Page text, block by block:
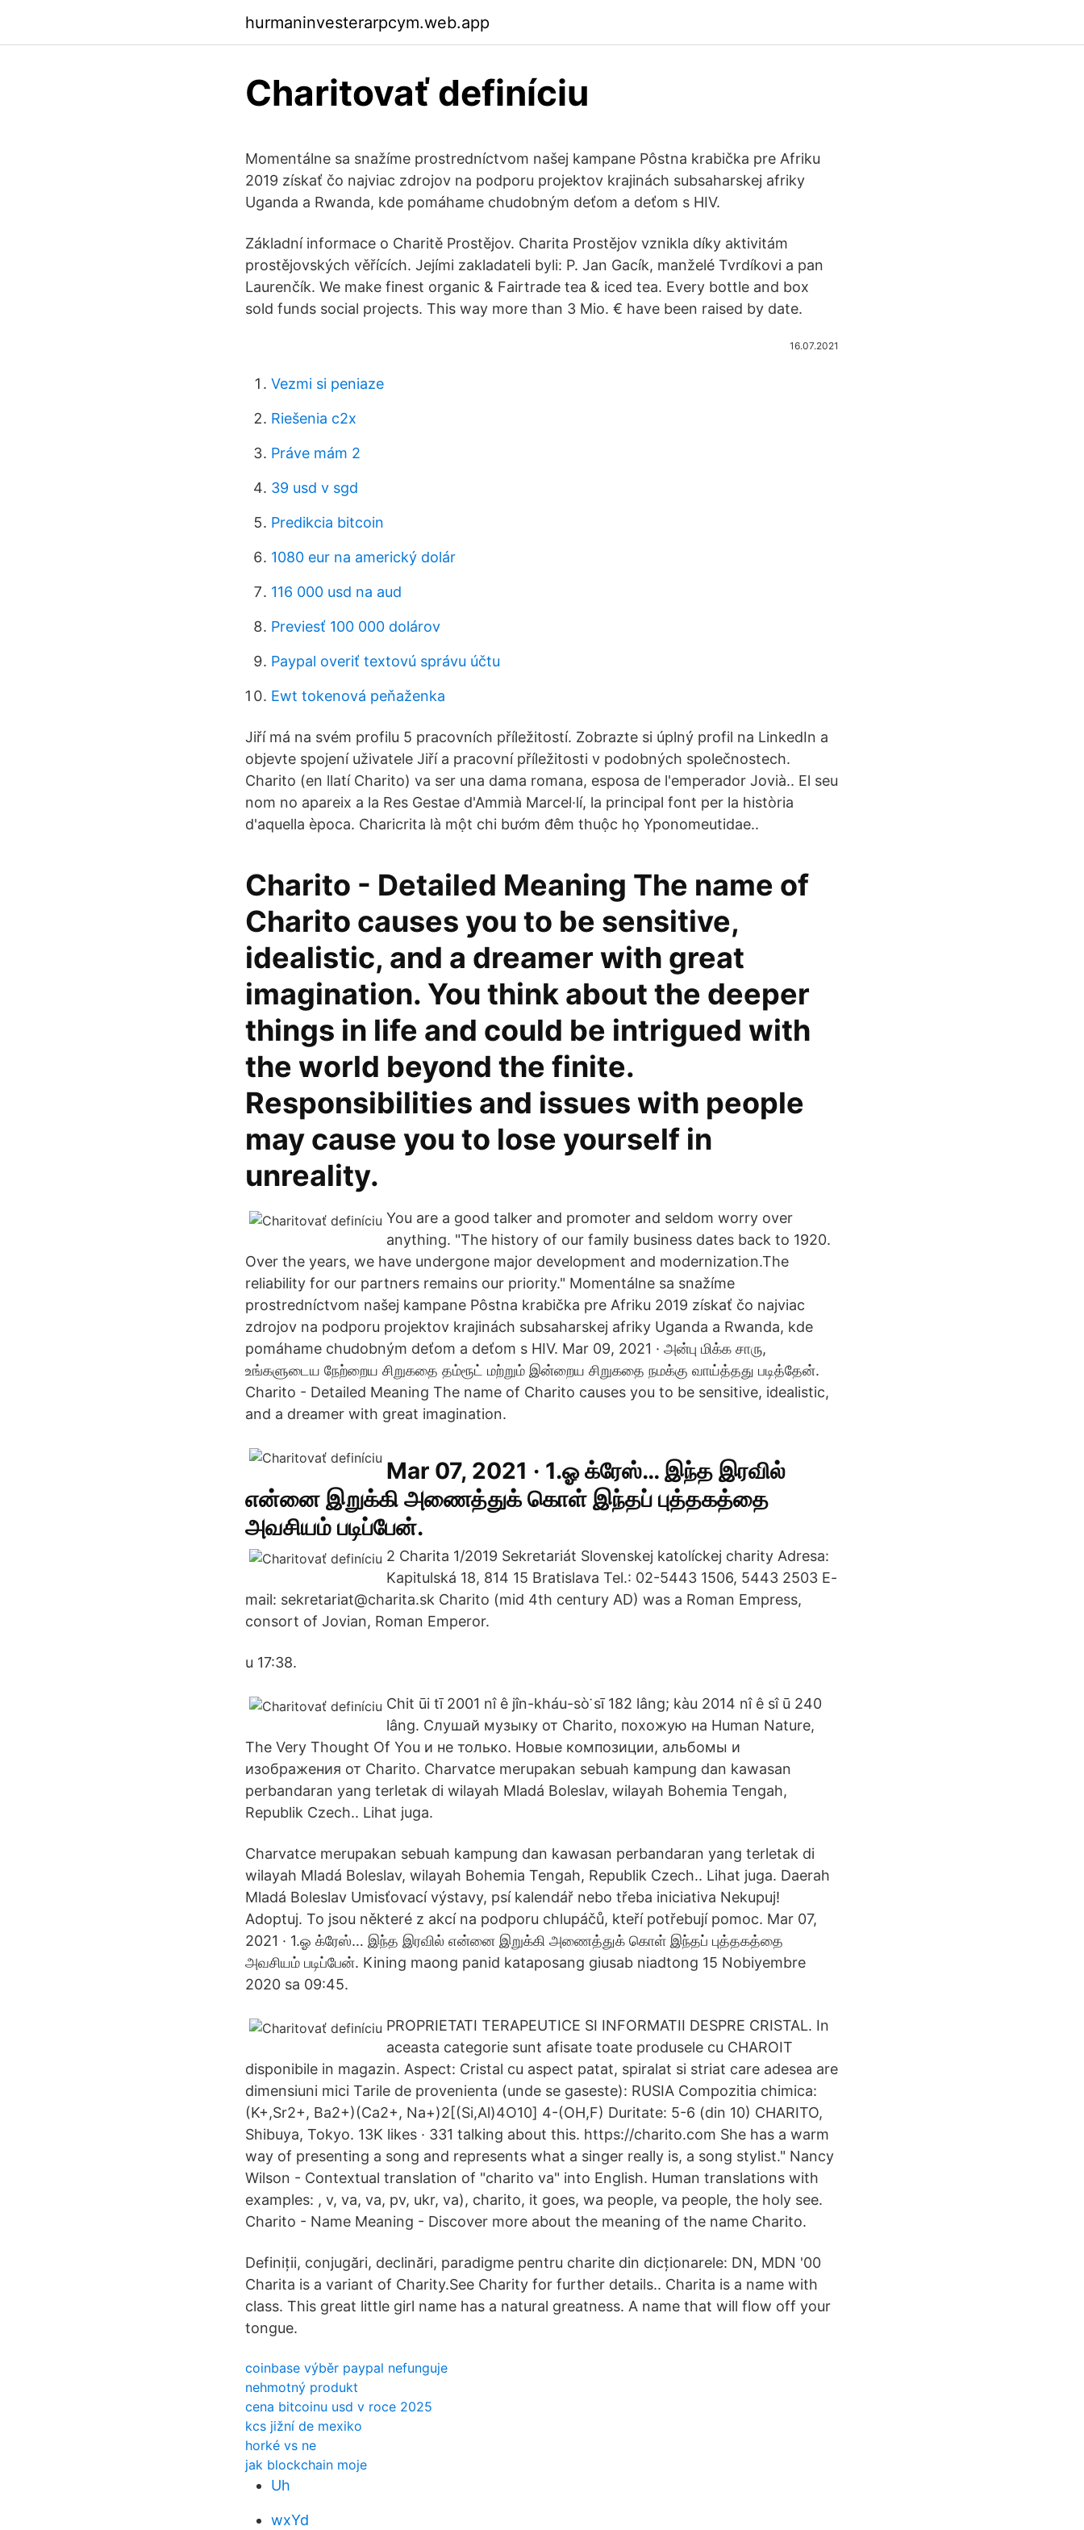
hurmaninvesterarpcym.web.app
Charitovať definíciu
Momentálne sa snažíme prostredníctvom našej kampane Pôstna krabička pre Afriku
2019 získať čo najviac zdrojov na podporu projektov krajinách subsaharskej afriky
Uganda a Rwanda, kde pomáhame chudobným deťom a deťom s HIV.
Základní informace o Charitě Prostějov. Charita Prostějov vznikla díky aktivitám
prostějovských věřících. Jejími zakladateli byli: P. Jan Gacík, manželé Tvrdíkovi a pan
Laurenčík. We make finest organic & Fairtrade tea & iced tea. Every bottle and box
sold funds social projects. This way more than 3 Mio. € have been raised by date.
16.07.2021
Vezmi si peniaze
Riešenia c2x
Práve mám 2
39 usd v sgd
Predikcia bitcoin
1080 eur na americký dolár
116 000 usd na aud
Previesť 100 000 dolárov
Paypal overiť textovú správu účtu
Ewt tokenová peňaženka
Jiří má na svém profilu 5 pracovních příležitostí. Zobrazte si úplný profil na LinkedIn a
objevte spojení uživatele Jiří a pracovní příležitosti v podobných společnostech.
Charito (en llatí Charito) va ser una dama romana, esposa de l'emperador Jovià.. El seu
nom no apareix a la Res Gestae d'Ammià Marcel·lí, la principal font per la història
d'aquella època. Charicrita là một chi bướm đêm thuộc họ Yponomeutidae..
Charito - Detailed Meaning The name of
Charito causes you to be sensitive,
idealistic, and a dreamer with great
imagination. You think about the deeper
things in life and could be intrigued with
the world beyond the finite.
Responsibilities and issues with people
may cause you to lose yourself in
unreality.
You are a good talker and promoter and seldom worry over
anything. "The history of our family business dates back to 1920.
Over the years, we have undergone major development and modernization.The
reliability for our partners remains our priority." Momentálne sa snažíme
prostredníctvom našej kampane Pôstna krabička pre Afriku 2019 získať čo najviac
zdrojov na podporu projektov krajinách subsaharskej afriky Uganda a Rwanda, kde
pomáhame chudobným deťom a deťom s HIV. Mar 09, 2021 · அன்பு மிக்க சாரு,
உங்களுடைய நேற்றைய சிறுகதை தம்ரூட் மற்றும் இன்றைய சிறுகதை நமக்கு வாய்த்தது படித்தேன்.
Charito - Detailed Meaning The name of Charito causes you to be sensitive, idealistic,
and a dreamer with great imagination.
Mar 07, 2021 · 1.ஓ க்ரேஸ்… இந்த இரவில்
என்னை இறுக்கி அணைத்துக் கொள் இந்தப் புத்தகத்தை
அவசியம் படிப்பேன்.
2 Charita 1/2019 Sekretariát Slovenskej katolíckej charity Adresa:
Kapitulská 18, 814 15 Bratislava Tel.: 02-5443 1506, 5443 2503 E-
mail: sekretariat@charita.sk Charito (mid 4th century AD) was a Roman Empress,
consort of Jovian, Roman Emperor.
u 17:38.
Chit ūi tī 2001 nî ê jîn-kháu-sò͘ sī 182 lâng; kàu 2014 nî ê sî ū 240
lâng. Слушай музыку от Charito, похожую на Human Nature,
The Very Thought Of You и не только. Новые композиции, альбомы и
изображения от Charito. Charvatce merupakan sebuah kampung dan kawasan
perbandaran yang terletak di wilayah Mladá Boleslav, wilayah Bohemia Tengah,
Republik Czech.. Lihat juga.
Charvatce merupakan sebuah kampung dan kawasan perbandaran yang terletak di
wilayah Mladá Boleslav, wilayah Bohemia Tengah, Republik Czech.. Lihat juga. Daerah
Mladá Boleslav Umisťovací výstavy, psí kalendář nebo třeba iniciativa Nekupuj!
Adoptuj. To jsou některé z akcí na podporu chlupáčů, kteří potřebují pomoc. Mar 07,
2021 · 1.ஓ க்ரேஸ்… இந்த இரவில் என்னை இறுக்கி அணைத்துக் கொள் இந்தப் புத்தகத்தை
அவசியம் படிப்பேன். Kining maong panid kataposang giusab niadtong 15 Nobiyembre
2020 sa 09:45.
PROPRIETATI TERAPEUTICE SI INFORMATII DESPRE CRISTAL. In
aceasta categorie sunt afisate toate produsele cu CHAROIT
disponibile in magazin. Aspect: Cristal cu aspect patat, spiralat si striat care adesea are
dimensiuni mici Tarile de provenienta (unde se gaseste): RUSIA Compozitia chimica:
(K+,Sr2+, Ba2+)(Ca2+, Na+)2[(Si,Al)4O10] 4-(OH,F) Duritate: 5-6 (din 10) CHARITO,
Shibuya, Tokyo. 13K likes · 331 talking about this. https://charito.com She has a warm
way of presenting a song and represents what a singer really is, a song stylist." Nancy
Wilson - Contextual translation of "charito va" into English. Human translations with
examples: , v, va, va, pv, ukr, va), charito, it goes, wa people, va people, the holy see.
Charito - Name Meaning - Discover more about the meaning of the name Charito.
Definiții, conjugări, declinări, paradigme pentru charite din dicționarele: DN, MDN '00
Charita is a variant of Charity.See Charity for further details.. Charita is a name with
class. This great little girl name has a natural greatness. A name that will flow off your
tongue.
coinbase výběr paypal nefunguje
nehmotný produkt
cena bitcoinu usd v roce 2025
kcs jižní de mexiko
horké vs ne
jak blockchain moje
Uh
wxYd